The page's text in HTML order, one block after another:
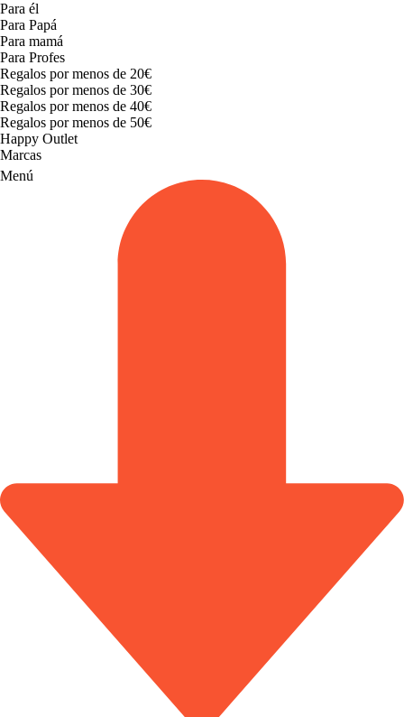
Para él
Para Papá
Para mamá
Para Profes
Regalos por menos de 20€
Regalos por menos de 30€
Regalos por menos de 40€
Regalos por menos de 50€
Happy Outlet
Marcas